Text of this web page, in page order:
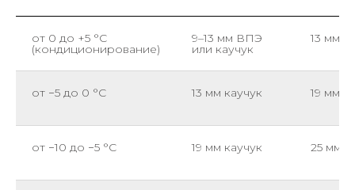
от 0 до +5 °C
(кондиционирование)
9–13 мм ВПЭ
или каучук
13 мм
от −5 до 0 °C 13 мм каучук 19 мм
от −10 до −5 °C 19 мм каучук 25 мм